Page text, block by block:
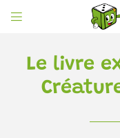

05 49 52 83 74
Le livre